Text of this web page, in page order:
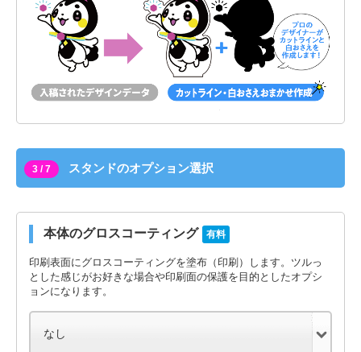
3 / 7 スタンドのオプション選択
本体のグロスコーティング 有料
印刷表面にグロスコーティングを塗布（印刷）します。ツルっ
とした感じがお好きな場合や印刷面の保護を目的としたオプシ
ョンになります。